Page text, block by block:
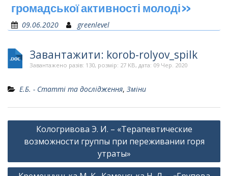
громадської активності молоді»
09.06.2020 greenlevel
Завантажити: korob-rolyov_spilk
Завантажено разів: 130, розмір: 27 KB, дата: 09 Чер. 2020
Е.Б. - Статті та дослідження, Зміни
Навігація
записів
Кологривова Э. И. – «Терапевтические
возможности группы при переживании горя
утраты»